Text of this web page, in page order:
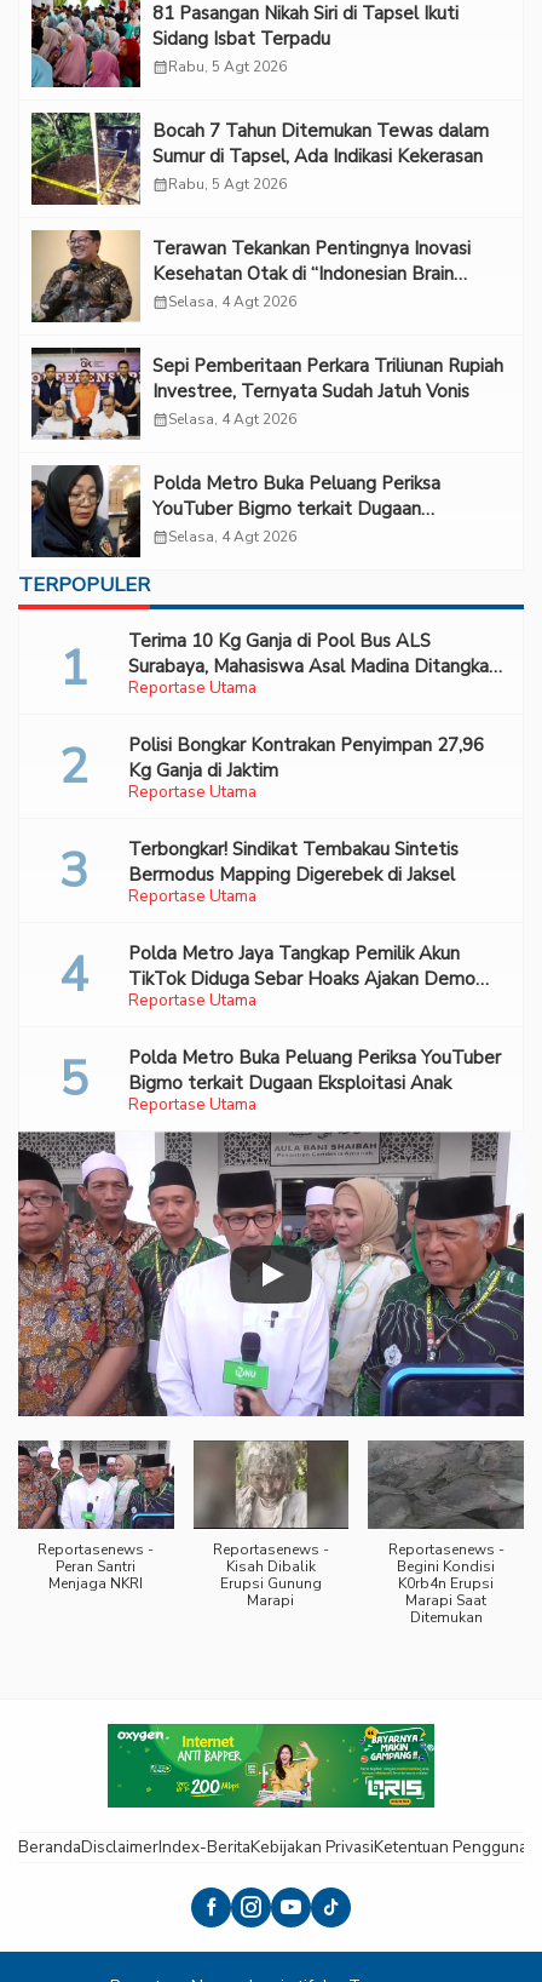
81 Pasangan Nikah Siri di Tapsel Ikuti
Sidang Isbat Terpadu
calendar_monthRabu, 5 Agt 2026
Bocah 7 Tahun Ditemukan Tewas dalam
Sumur di Tapsel, Ada Indikasi Kekerasan
calendar_monthRabu, 5 Agt 2026
Terawan Tekankan Pentingnya Inovasi
Kesehatan Otak di “Indonesian Brain
Forum 2026 UPN Veteran Jakarta”
calendar_monthSelasa, 4 Agt 2026
Sepi Pemberitaan Perkara Triliunan Rupiah
Investree, Ternyata Sudah Jatuh Vonis
calendar_monthSelasa, 4 Agt 2026
Polda Metro Buka Peluang Periksa
YouTuber Bigmo terkait Dugaan
Eksploitasi Anak
calendar_monthSelasa, 4 Agt 2026
TERPOPULER
Reportase Utama
Terima 10 Kg Ganja di Pool Bus ALS
Surabaya, Mahasiswa Asal Madina Ditangkap
Bareskrim
Reportase Utama
Polisi Bongkar Kontrakan Penyimpan 27,96
Kg Ganja di Jaktim
Reportase Utama
Terbongkar! Sindikat Tembakau Sintetis
Bermodus Mapping Digerebek di Jaksel
Reportase Utama
Polda Metro Jaya Tangkap Pemilik Akun
TikTok Diduga Sebar Hoaks Ajakan Demo
Turunkan Prabowo-Gibran
Reportase Utama
Polda Metro Buka Peluang Periksa YouTuber
Bigmo terkait Dugaan Eksploitasi Anak
Reportasenews -
Peran Santri
Menjaga NKRI
Reportasenews -
Kisah Dibalik
Erupsi Gunung
Marapi
Reportasenews -
Begini Kondisi
K0rb4n Erupsi
Marapi Saat
Ditemukan
BerandaDisclaimerIndex-BeritaKebijakan PrivasiKetentuan Pengguna